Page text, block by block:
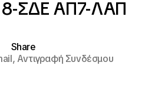
ΣΔΕ ΑΠ7-ΛΑΠ
Share
Αντιγραφή Συνδέσμου